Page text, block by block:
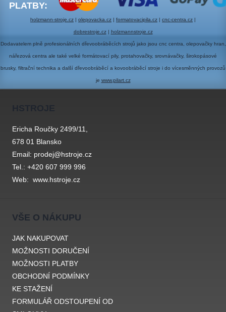
PLATBY:
holzmann-stroje.cz | olepovacka.cz | formatovacipila.cz | cnc-centra.cz |
dobrestroje.cz| holzmannstroje.cz
Dodavatelem plně profesionálních dřevoobráběcích strojů jako jsou cnc centra, olepovačky hran,
nářezová centra ale také velké formátovací pily, protahovačky, srovnávačky, širokopásové
brusky, filtrační technika a další dřevoobráběcí a kovoobráběcí stroje i do vícesměnných provozů
je www.pilart.cz
Ericha Roučky 2499/11,
678 01 Blansko
Email: prodej@hstroje.cz
Tel.: +420 607 999 996
Web: www.hstroje.cz
VŠE O NÁKUPU
JAK NAKUPOVAT
MOŽNOSTI DORUČENÍ
MOŽNOSTI PLATBY
OBCHODNÍ PODMÍNKY
KE STAŽENÍ
FORMULÁŘ ODSTOUPENÍ OD